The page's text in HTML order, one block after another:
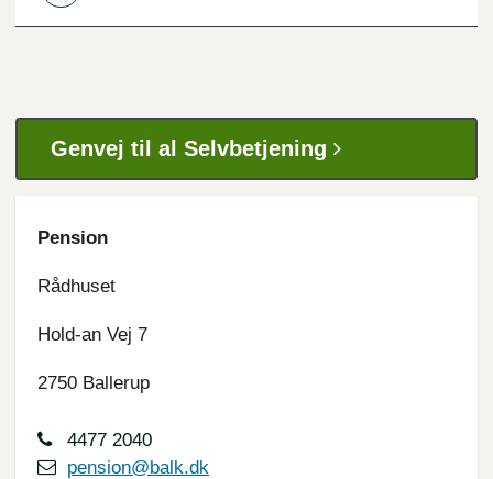
Genvej til al Selvbetjening
Pension
Rådhuset
Hold-an Vej 7
2750 Ballerup
4477 2040
pension@balk.dk